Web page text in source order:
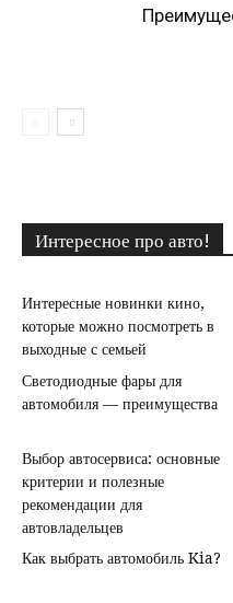
Интересное про авто!
Интересные новинки кино,
которые можно посмотреть в
выходные с семьей
Светодиодные фары для
автомобиля — преимущества
Выбор автосервиса: основные
критерии и полезные
рекомендации для
автовладельцев
Как выбрать автомобиль Kia?